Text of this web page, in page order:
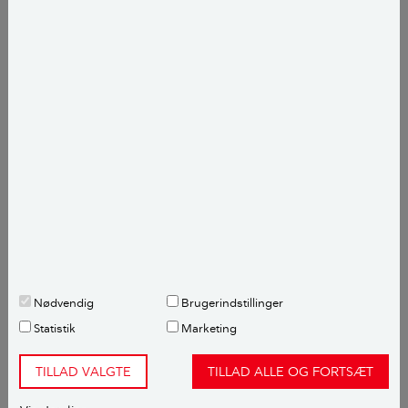
Nødvendig
Brugerindstillinger
Statistik
Marketing
TILLAD VALGTE TILLAD ALLE OG FORTSÆT
CO2ekg pr. m²
Prisniveau